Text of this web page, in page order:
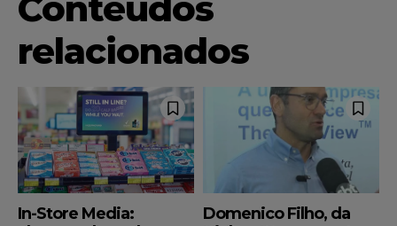
relacionados
In-Store Media:
Domenico Filho, da